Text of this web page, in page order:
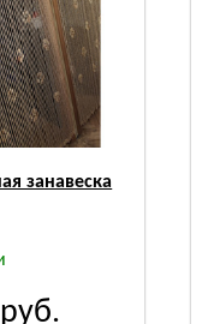
занавеска
руб.